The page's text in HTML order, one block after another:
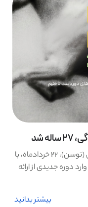
شد
شرکت توسعه سامانه‌های نرم‌افزاری نگین (توسن)، ۲۲ خردادماه، با
دوره جدیدی از ارائه
بیشتر بدانید